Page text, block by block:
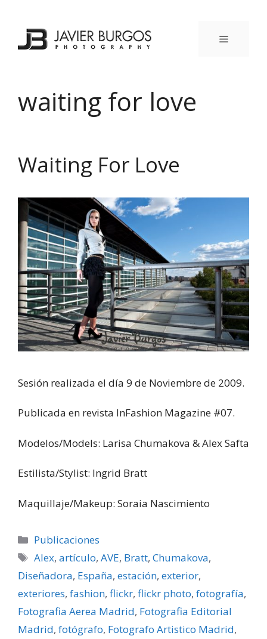
contenido
MENÚ
waiting for love
Waiting For Love
Sesión realizada el dí­a 9 de Noviembre de 2009.
Publicada en revista InFashion Magazine #07.
Modelos/Models: Larisa Chumakova & Alex Safta
Estilista/Stylist: Ingrid Bratt
Maquillaje/Makeup: Soraia Nascimiento
Categorías
Publicaciones
Etiquetas
Alex,artí­culo,AVE, Bratt,Chumakova,
Diseñadora, España, estación, exterior,
exteriores, fashion, flickr, flickr photo, fotografí­a,
Fotografia Aerea Madrid, Fotografia Editorial
Madrid, fotógrafo, Fotografo Artistico Madrid,